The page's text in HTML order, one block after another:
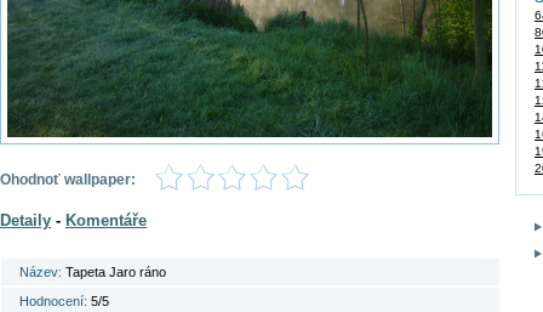
Ohodnoť wallpaper:
Detaily - Komentáře
Název: Tapeta Jaro ráno
Hodnocení: 5/5